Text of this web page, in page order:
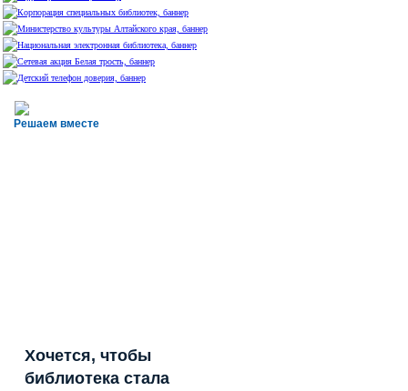
Решаем вместе
Хочется, чтобы
библиотека стала